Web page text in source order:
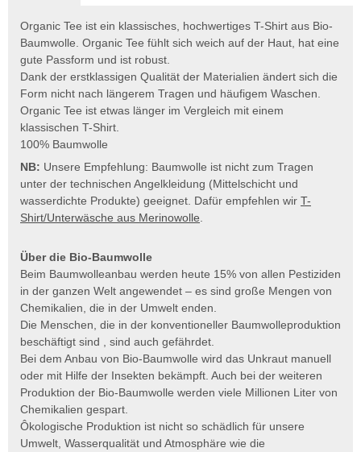
Organic Tee ist ein klassisches, hochwertiges T-Shirt aus Bio-
Baumwolle. Organic Tee fühlt sich weich auf der Haut, hat eine
gute Passform und ist robust.
Dank der erstklassigen Qualität der Materialien ändert sich die
Form nicht nach längerem Tragen und häufigem Waschen.
Organic Tee ist etwas länger im Vergleich mit einem
klassischen T-Shirt.
100% Baumwolle
NB: Unsere Empfehlung: Baumwolle ist nicht zum Tragen
unter der technischen Angelkleidung (Mittelschicht und
wasserdichte Produkte) geeignet. Dafür empfehlen wir T-
Shirt/Unterwäsche aus Merinowolle
Über die Bio-Baumwolle
Beim Baumwolleanbau werden heute 15% von allen Pestiziden
in der ganzen Welt angewendet – es sind große Mengen von
Chemikalien, die in der Umwelt enden.
Die Menschen, die in der konventioneller Baumwolleproduktion
beschäftigt sind , sind auch gefährdet.
Bei dem Anbau von Bio-Baumwolle wird das Unkraut manuell
oder mit Hilfe der Insekten bekämpft. Auch bei der weiteren
Produktion der Bio-Baumwolle werden viele Millionen Liter von
Chemikalien gespart.
Ôkologische Produktion ist nicht so schädlich für unsere
Umwelt, Wasserqualität und Atmosphäre wie die